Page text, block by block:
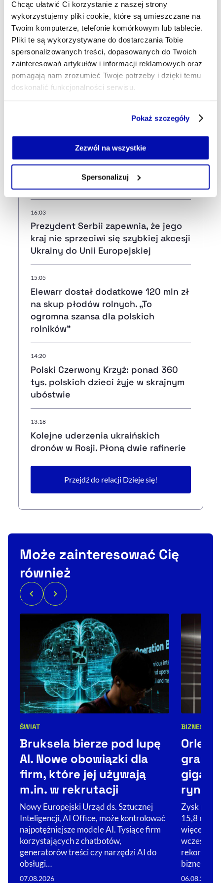
Chcąc ułatwić Ci korzystanie z naszej strony
wykorzystujemy pliki cookie, które są umieszczane na
Twoim komputerze, telefonie komórkowym lub tablecie.
Pliki te są wykorzystywane do dostarczania Tobie
spersonalizowanych treści, dopasowanych do Twoich
zainteresowań artykułów i informacji reklamowych oraz
pomagają nam zrozumieć Twoje potrzeby i dzięki temu
doskonalić funkcjonalności serwisu.
Jeżeli nie wyrażasz zgody na zapisywanie plików cookie,
możesz łatwo zarządzać swoimi uprawnieniami, np. we
własnej przeglądarce internetowej lub po wybraniu opcji
Pokaż szczegóły
Zezwól na wszystkie
Spersonalizuj
Amerykański wywiad ocenia, że Rosja
może przygotowywać poważną
prowokację wobec NATO. Celem
może być Polska
16:03
Prezydent Serbii zapewnia, że jego
kraj nie sprzeciwi się szybkiej akcesji
Ukrainy do Unii Europejskiej
15:05
Elewarr dostał dodatkowe 120 mln zł
na skup płodów rolnych. „To
ogromna szansa dla polskich
rolników”
14:20
Polski Czerwony Krzyż: ponad 360
tys. polskich dzieci żyje w skrajnym
ubóstwie
13:18
Kolejne uderzenia ukraińskich
dronów w Rosji. Płoną dwie rafinerie
Przejdź do relacji Dzieje się!
Kopiuj link artykułu
Udostępnij na LinkedIn
Udostępnij na Twitterze
Udostępnij na
Udostępnij
Strona główna Na żywo
Indie liczą na wsparcie Niemiec
w przyspieszeniu rozmów o umowie handlowej z UE
Może zainteresować Cię
również
Kategorie artykułu:
ŚWIAT
Bruksela bierze pod lupę
AI. Nowe obowiązki dla
firm, które jej używają
m.in. w rekrutacji
Nowy Europejski Urząd ds. Sztucznej
Inteligencji, AI Office, może kontrolować
najpotężniejsze modele AI. Tysiące firm
korzystających z chatbotów,
generatorów treści czy narzędzi AI do
obsługi…
07.08.2026
Kategorie
BIZNES
Orlen
rynek
Zysk netto
15,8 mld
więcej, niż
wcześniej.
biznesów…
06.08.2026